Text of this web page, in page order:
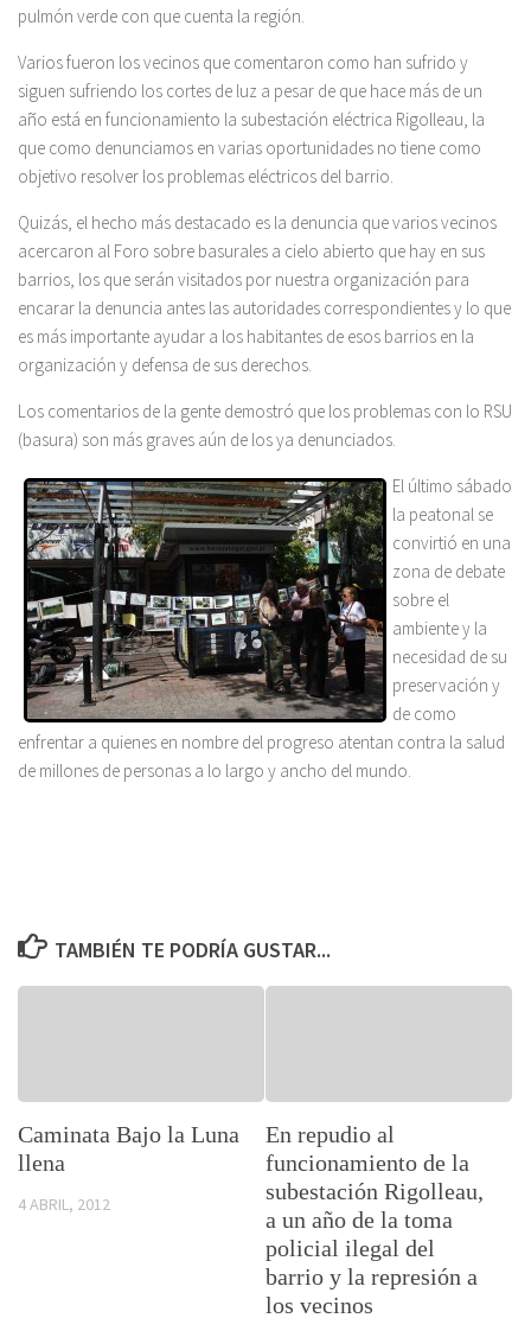
pulmón verde con que cuenta la región.
Varios fueron los vecinos que comentaron como han sufrido y
siguen sufriendo los cortes de luz a pesar de que hace más de un
año está en funcionamiento la subestación eléctrica Rigolleau, la
que como denunciamos en varias oportunidades no tiene como
objetivo resolver los problemas eléctricos del barrio.
Quizás, el hecho más destacado es la denuncia que varios vecinos
acercaron al Foro sobre basurales a cielo abierto que hay en sus
barrios, los que serán visitados por nuestra organización para
encarar la denuncia antes las autoridades correspondientes y lo que
es más importante ayudar a los habitantes de esos barrios en la
organización y defensa de sus derechos.
Los comentarios de la gente demostró que los problemas con lo RSU
(basura) son más graves aún de los ya denunciados.
El último sábado
la peatonal se
convirtió en una
zona de debate
sobre el
ambiente y la
necesidad de su
preservación y
de como
enfrentar a quienes en nombre del progreso atentan contra la salud
de millones de personas a lo largo y ancho del mundo.
TAMBIÉN TE PODRÍA GUSTAR...
Caminata Bajo la Luna
llena
4 ABRIL, 2012
En repudio al
funcionamiento de la
subestación Rigolleau,
a un año de la toma
policial ilegal del
barrio y la represión a
los vecinos